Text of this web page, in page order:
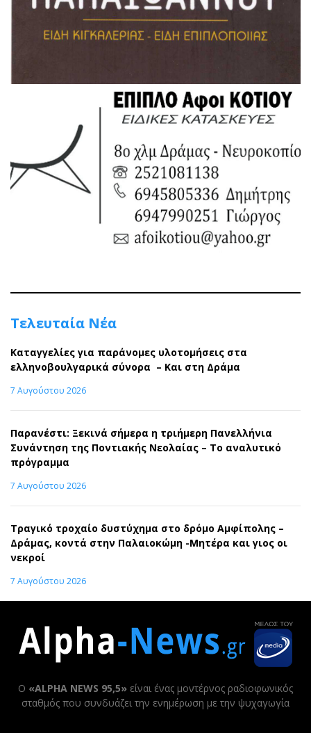
Τελευταία Νέα
Καταγγελίες για παράνομες υλοτομήσεις στα
ελληνοβουλγαρικά σύνορα – Και στη Δράμα
7 Αυγούστου 2026
Παρανέστι: Ξεκινά σήμερα η τριήμερη Πανελλήνια
Συνάντηση της Ποντιακής Νεολαίας – Το αναλυτικό
πρόγραμμα
7 Αυγούστου 2026
Τραγικό τροχαίο δυστύχημα στο δρόμο Αμφίπολης –
Δράμας, κοντά στην Παλαιοκώμη -Μητέρα και γιος οι
νεκροί
7 Αυγούστου 2026
Ο «ALPHA NEWS 95,5» είναι ένας μοντέρνος ραδιοφωνικός
σταθμός που συνδυάζει την ενημέρωση με την ψυχαγωγία